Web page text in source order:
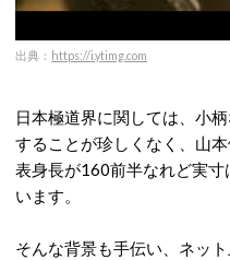
出典： https://i.ytimg.com
日本極道界に関しては、小
することが珍しくなく、山
表身長が160前半なれど実
います。
そんな背景も手伝い、ネッ